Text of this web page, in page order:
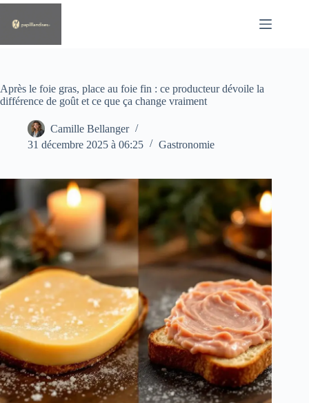
Passer
contenu
Après le foie gras, place au foie fin : ce producteur dévoile la
différence de goût et ce que ça change vraiment
Camille Bellanger
31 décembre 2025 à 06:25
Gastronomie